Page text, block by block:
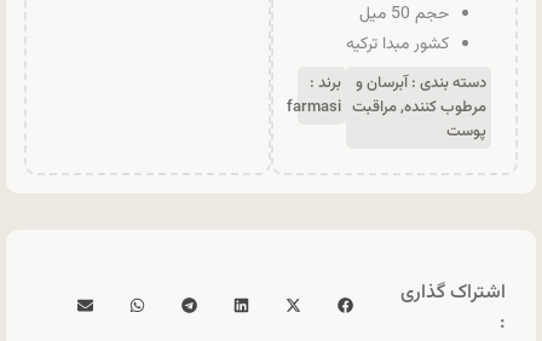
حجم 50 میل
کشور مبدا ترکیه
دسته بندی :آبرسان و
مرطوب کننده,مراقبت
پوست
برند :
farmasi
اشتراک گذاری
: